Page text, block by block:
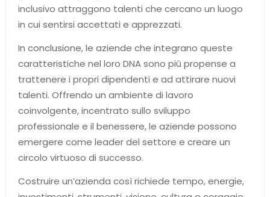
inclusivo attraggono talenti che cercano un luogo
in cui sentirsi accettati e apprezzati.
In conclusione, le aziende che integrano queste
caratteristiche nel loro DNA sono più propense a
trattenere i propri dipendenti e ad attirare nuovi
talenti. Offrendo un ambiente di lavoro
coinvolgente, incentrato sullo sviluppo
professionale e il benessere, le aziende possono
emergere come leader del settore e creare un
circolo virtuoso di successo.
Costruire un’azienda così richiede tempo, energie,